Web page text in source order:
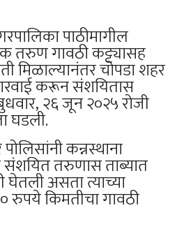
पाठीमागील
तरुण गावठी कट्ट्यासह
मिळाल्यानंतर चोपडा शहर
करून संशयितास
२६ जून २०२५ रोजी
घडली.
कन्नस्थाना
संशयित तरुणास ताब्यात
असता त्याच्या
किमतीचा गावठी